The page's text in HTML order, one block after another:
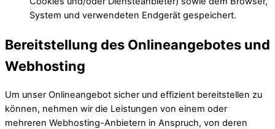
System und verwendeten Endgerät gespeichert.
Bereitstellung des Onlineangebotes und
Webhosting
Um unser Onlineangebot sicher und effizient bereitstellen zu
können, nehmen wir die Leistungen von einem oder
mehreren Webhosting-Anbietern in Anspruch, von deren